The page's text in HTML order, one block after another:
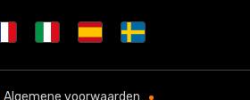
Algemene voorwaarden